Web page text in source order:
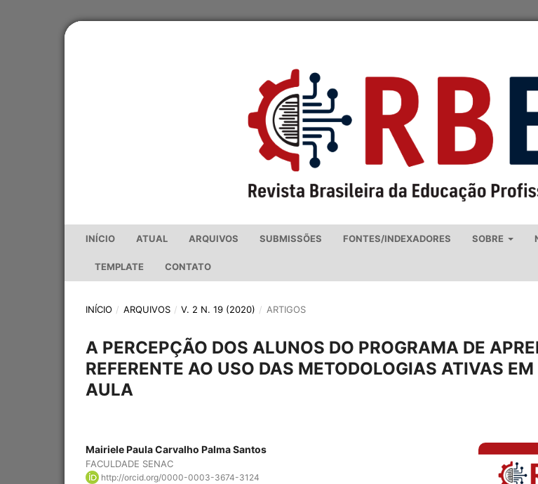
INÍCIO ATUAL ARQUIVOS SUBMISSÕES FONTES/INDEXADORES SOBRE
TEMPLATE CONTATO
INÍCIO / ARQUIVOS / V. 2 N. 19 (2020) / ARTIGOS
A PERCEPÇÃO DOS ALUNOS DO PROGRAMA DE
REFERENTE AO USO DAS METODOLOGIAS ATIVAS
AULA
Mairiele Paula Carvalho Palma Santos
FACULDADE SENAC
http://orcid.org/0000-0003-3674-3124